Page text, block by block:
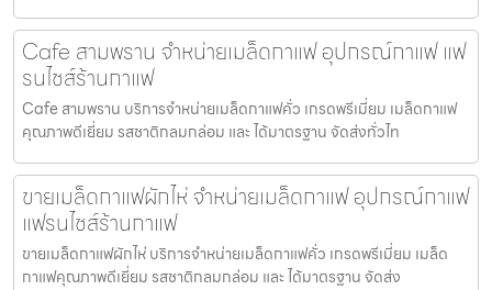
Cafe สามพราน จำหน่ายเมล็ดกาแฟ อุปกรณ์กาแฟ แฟ
รนไชส์ร้านกาแฟ
Cafe สามพราน บริการจำหน่ายเมล็ดกาแฟคั่ว เกรดพรีเมี่ยม เมล็ดกาแฟ
คุณภาพดีเยี่ยม รสชาติกลมกล่อม และ ได้มาตรฐาน จัดส่งทั่วไท
ขายเมล็ดกาแฟผักไห่ จำหน่ายเมล็ดกาแฟ อุปกรณ์กาแฟ
แฟรนไชส์ร้านกาแฟ
ขายเมล็ดกาแฟผักไห่ บริการจำหน่ายเมล็ดกาแฟคั่ว เกรดพรีเมี่ยม เมล็ด
กาแฟคุณภาพดีเยี่ยม รสชาติกลมกล่อม และ ได้มาตรฐาน จัดส่ง